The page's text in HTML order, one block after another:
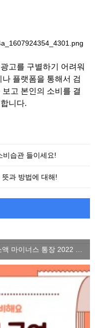
고를 구별하기 어려워
플랫폼을 통해서 검
고 본인의 소비를 결
니다.
비습관 들이세요!
과 방법에 대해!